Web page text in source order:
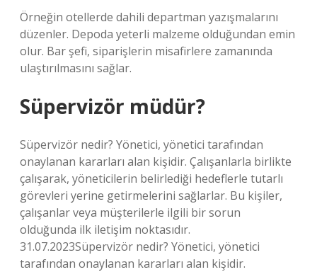
Örneğin otellerde dahili departman yazışmalarını
düzenler. Depoda yeterli malzeme olduğundan emin
olur. Bar şefi, siparişlerin misafirlere zamanında
ulaştırılmasını sağlar.
Süpervizör müdür?
Süpervizör nedir? Yönetici, yönetici tarafından
onaylanan kararları alan kişidir. Çalışanlarla birlikte
çalışarak, yöneticilerin belirlediği hedeflerle tutarlı
görevleri yerine getirmelerini sağlarlar. Bu kişiler,
çalışanlar veya müşterilerle ilgili bir sorun
olduğunda ilk iletişim noktasıdır.
31.07.2023Süpervizör nedir? Yönetici, yönetici
tarafından onaylanan kararları alan kişidir.